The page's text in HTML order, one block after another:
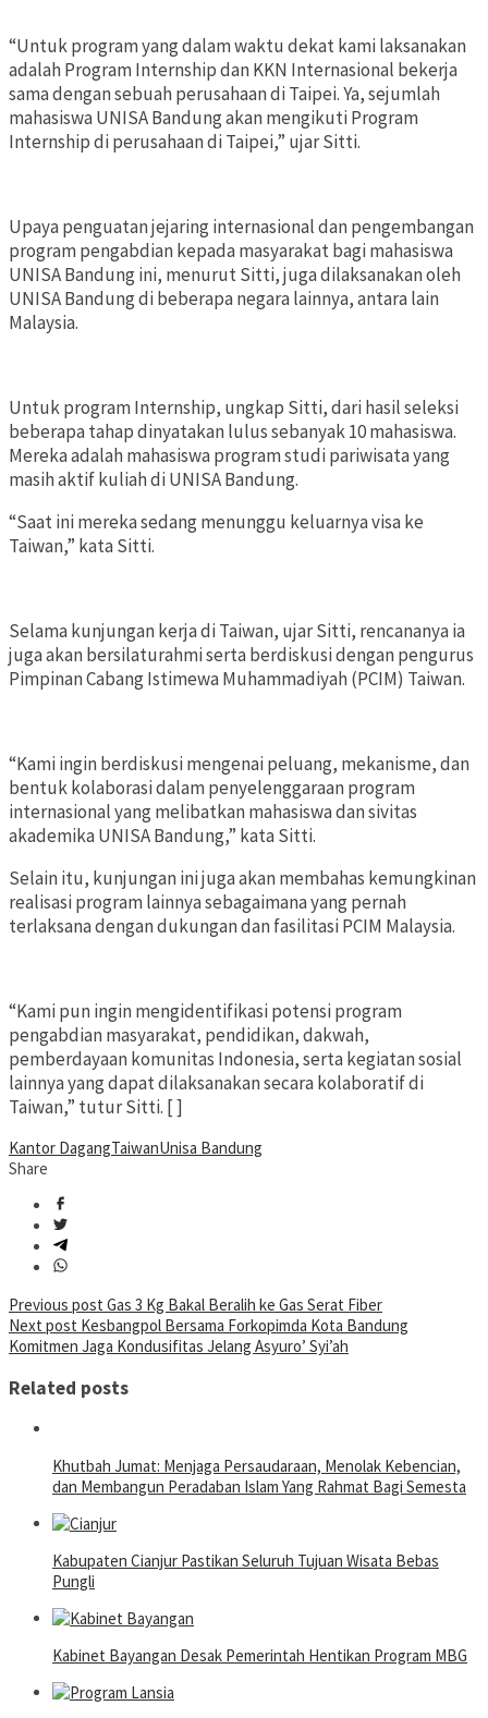
“Untuk program yang dalam waktu dekat kami laksanakan
adalah Program Internship dan KKN Internasional bekerja
sama dengan sebuah perusahaan di Taipei. Ya, sejumlah
mahasiswa UNISA Bandung akan mengikuti Program
Internship di perusahaan di Taipei,” ujar Sitti.
Upaya penguatan jejaring internasional dan pengembangan
program pengabdian kepada masyarakat bagi mahasiswa
UNISA Bandung ini, menurut Sitti, juga dilaksanakan oleh
UNISA Bandung di beberapa negara lainnya, antara lain
Malaysia.
Untuk program Internship, ungkap Sitti, dari hasil seleksi
beberapa tahap dinyatakan lulus sebanyak 10 mahasiswa.
Mereka adalah mahasiswa program studi pariwisata yang
masih aktif kuliah di UNISA Bandung.
“Saat ini mereka sedang menunggu keluarnya visa ke
Taiwan,” kata Sitti.
Selama kunjungan kerja di Taiwan, ujar Sitti, rencananya ia
juga akan bersilaturahmi serta berdiskusi dengan pengurus
Pimpinan Cabang Istimewa Muhammadiyah (PCIM) Taiwan.
“Kami ingin berdiskusi mengenai peluang, mekanisme, dan
bentuk kolaborasi dalam penyelenggaraan program
internasional yang melibatkan mahasiswa dan sivitas
akademika UNISA Bandung,” kata Sitti.
Selain itu, kunjungan ini juga akan membahas kemungkinan
realisasi program lainnya sebagaimana yang pernah
terlaksana dengan dukungan dan fasilitasi PCIM Malaysia.
“Kami pun ingin mengidentifikasi potensi program
pengabdian masyarakat, pendidikan, dakwah,
pemberdayaan komunitas Indonesia, serta kegiatan sosial
lainnya yang dapat dilaksanakan secara kolaboratif di
Taiwan,” tutur Sitti. [ ]
Kantor DagangTaiwanUnisa Bandung
Share
Post
navigation
Previous post Gas 3 Kg Bakal Beralih ke Gas Serat Fiber
Next post Kesbangpol Bersama Forkopimda Kota Bandung
Komitmen Jaga Kondusifitas Jelang Asyuro’ Syi’ah
Related posts
Khutbah Jumat: Menjaga Persaudaraan, Menolak Kebencian,
dan Membangun Peradaban Islam Yang Rahmat Bagi Semesta
Kabupaten Cianjur Pastikan Seluruh Tujuan Wisata Bebas
Pungli
Kabinet Bayangan Desak Pemerintah Hentikan Program MBG